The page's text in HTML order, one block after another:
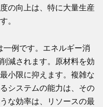
の向上は、特に大量生産
。
一例です。エネルギー消
減されます。原材料を効
小限に抑えます。複雑な
システムの能力は、その
な効率は、リソースの最